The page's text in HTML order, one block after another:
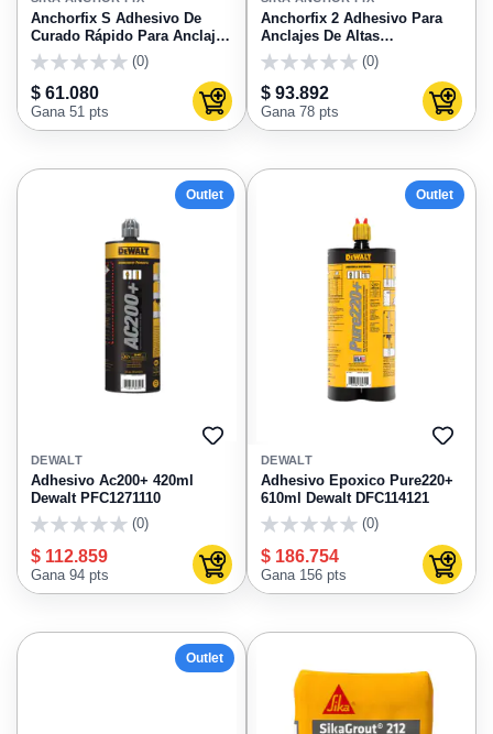
FAVORITOS
Anchorfix S Adhesivo De
Curado Rápido Para Anclajes
300ml Sika
(0)
$ 61.080
Gana 51 pts Agregar al carrito
Anchorfix 2 Adhesivo Para
Anclajes De Altas
Prestaciones 300ml Sika
(0)
$ 93.892
Gana 78 pts
Outlet
AGREGAR
FAVORITOS
DEWALT
Adhesivo Ac200+ 420ml
Dewalt PFC1271110
(0)
$ 112.859
Gana 94 pts Agregar al carrito
Outlet
DEWALT
Adhesivo Epoxico Pure220+
610ml Dewalt DFC114121
(0)
$ 186.754
Gana 156 pts
Outlet